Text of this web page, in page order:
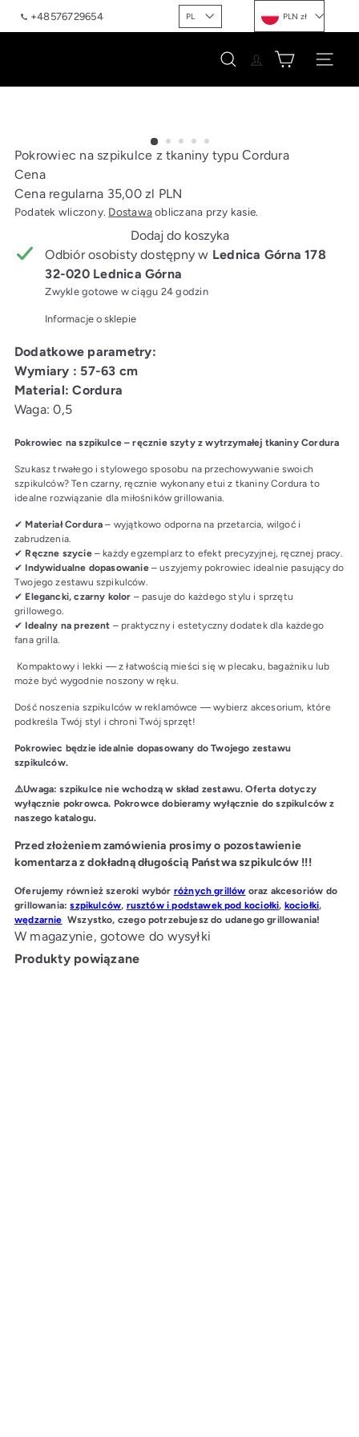
+48576729654 PL
PLN zł
i
&
M
a
n
Szukaj
Pokrowiec na szpikulce z tkaniny typu Сordura
Cena
Cena regularna 35,00 zl PLN
Podatek wliczony. Dostawaobliczana przy kasie.
Dodaj do koszyka
Odbiór osobisty dostępny w Lednica Górna 178
32-020 Lednica Górna
Zwykle gotowe w ciągu 24 godzin
Informacje o sklepie
Dodatkowe parametry:
Wymiary : 57-63 cm
Material:Cordura
Waga: 0,5
Pokrowiec na szpikulce – ręcznie szyty z wytrzymałej tkaniny Cordura
Szukasz trwałego i stylowego sposobu na przechowywanie swoich
szpikulców? Ten czarny, ręcznie wykonany etui z tkaniny Cordura to
idealne rozwiązanie dla miłośników grillowania.
✔ Materiał Cordura – wyjątkowo odporna na przetarcia, wilgoć i
zabrudzenia.
✔ Ręczne szycie– każdy egzemplarz to efekt precyzyjnej, ręcznej pracy.
✔ Indywidualne dopasowanie– uszyjemy pokrowiec idealnie pasujący do
Twojego zestawu szpikulców.
✔ Elegancki, czarny kolor – pasuje do każdego stylu i sprzętu
grillowego.
✔ Idealny na prezent – praktyczny i estetyczny dodatek dla każdego
fana grilla.
Kompaktowy i lekki — z łatwością mieści się w plecaku, bagażniku lub
może być wygodnie noszony w ręku.
Dość noszenia szpikulców w reklamówce — wybierz akcesorium, które
podkreśla Twój styl i chroni Twój sprzęt!
Pokrowiec będzie idealnie dopasowany do Twojego zestawu
szpikulców.
⚠️Uwaga: szpikulce nie wchodzą w skład zestawu. Oferta dotyczy
wyłącznie pokrowca. Pokrowce dobieramy wyłącznie do szpikulców z
naszego katalogu.
Przed złożeniem zamówienia prosimy o pozostawienie
komentarza z dokładną długością Państwa szpikulców !!!
Oferujemy również szeroki wybór różnych grillów oraz akcesoriów do
grillowania:szpikulców, rusztów i podstawek pod kociołki, kociołki,
wędzarnie Wszystko, czego potrzebujesz do udanego grillowania!
W magazynie, gotowe do wysyłki
Produkty powiązane